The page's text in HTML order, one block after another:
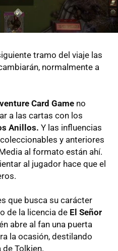
tramo del viaje las
normalmente a
Card Game no
a las cartas con los
Anillos. Y las influencias
y anteriores
al formato están ahí.
al jugador hace que el
que busca su carácter
de la licencia de El Señor
abre al fan una puerta
la ocasión, destilando
Tolkien.